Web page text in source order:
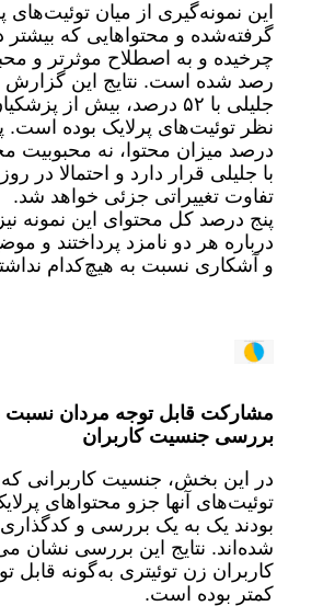
این نمونه‌گیری از میان توئیت‌های
گرفته‌شده و محتواهایی که بیشتر
چرخیده و به اصطلاح موثرتر و
رصد شده است. نتایج این
جلیلی با ۵۲ درصد، بیش از
درصد میزان محتوا، نه محبوبیت
با جلیلی قرار دارد و احتمالا در
تفاوت تغییراتی جزئی خواهد شد.
پنج درصد کل محتوای این نمونه
درباره هر دو نامزد پرداختند و
و آشکاری نسبت به هیچ‌کدام
مشارکت قابل توجه مردان نسبت
بررسی جنسیت کاربران
در این بخش، جنسیت کاربرانی که
توئیت‌های آنها جزو محتواهای
بودند یک به یک بررسی و
شده‌اند. نتایج این بررسی نشان
کاربران زن توئیتری به‌گونه قابل
کمتر بوده است.